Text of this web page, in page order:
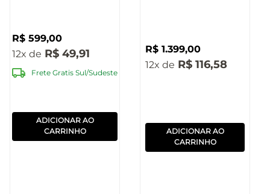
R$ 599,00
12
R$ 49,91
Frete Gratis Sul/Sudeste
ADICIONAR AO
CARRINHO
R$ 1.399,00
12
R$ 116,58
ADICIONAR AO
CARRINHO